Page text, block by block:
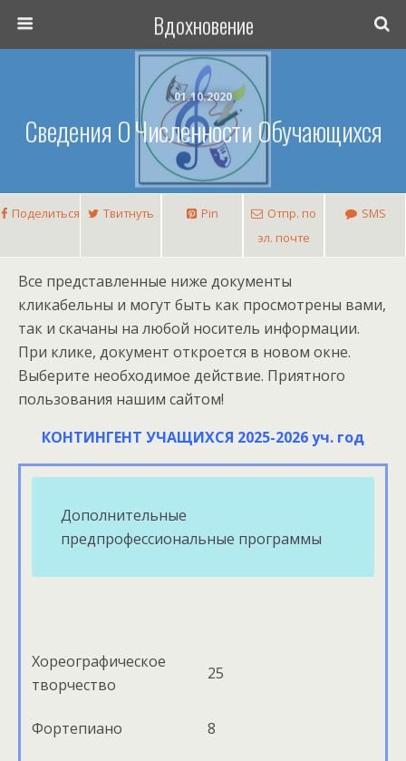
Вдохновение
01.10.2020
Сведения О Численности Обучающихся
Поделиться Твитнуть Pin
Отпр. по
эл. почте
SMS
Все представленные ниже документы
кликабельны и могут быть как просмотрены вами,
так и скачаны на любой носитель информации.
При клике, документ откроется в новом окне.
Выберите необходимое действие. Приятного
пользования нашим сайтом!
КОНТИНГЕНТ УЧАЩИХСЯ 2025-2026 уч. год
Дополнительные
предпрофессиональные программы
Хореографическое
творчество
25
Фортепиано 8